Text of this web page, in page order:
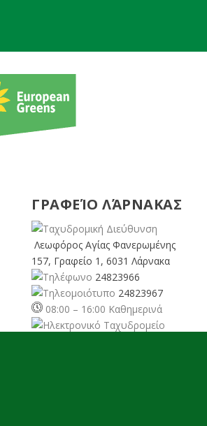
ΓΡΑΦΕΊΟ ΛΆΡΝΑΚΑΣ
Λεωφόρος Αγίας Φανερωμένης
157, Γραφείο 1, 6031 Λάρνακα
24823966
24823967
08:00 – 16:00 Καθημερινά